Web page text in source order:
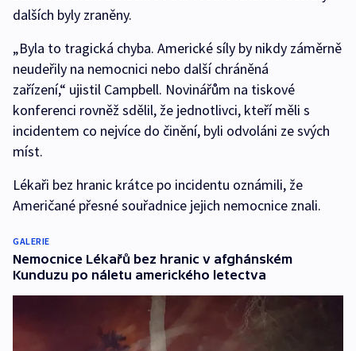
dalších byly zraněny.
„Byla to tragická chyba. Americké síly by nikdy záměrně
neudeřily na nemocnici nebo další chráněná
zařízení,“ ujistil Campbell. Novinářům na tiskové
konferenci rovněž sdělil, že jednotlivci, kteří měli s
incidentem co nejvíce do činění, byli odvoláni ze svých
míst.
Lékaři bez hranic krátce po incidentu oznámili, že
Američané přesné souřadnice jejich nemocnice znali.
GALERIE
Nemocnice Lékařů bez hranic v afghánském
Kunduzu po náletu amerického letectva